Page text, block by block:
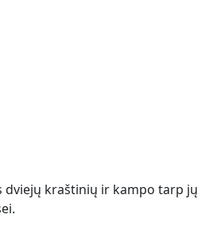
dviejų kraštinių ir kampo tarp jų